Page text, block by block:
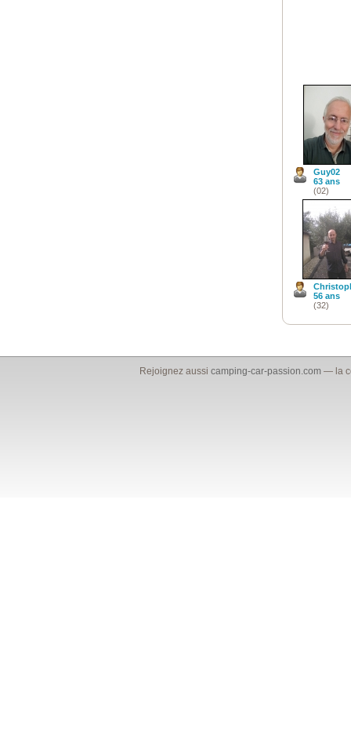
Guy02
63 ans
(02)
56 ans
(32)
Rejoignez aussicamping-car-passion.com — la